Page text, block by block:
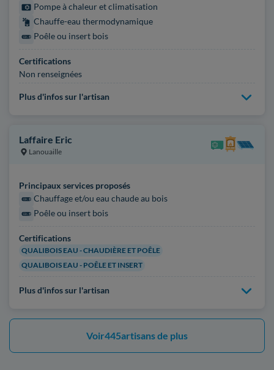
Pompe à chaleur et climatisation
Chauffe-eau thermodynamique
Poêle ou insert bois
Certifications
Non renseignées
Plus d'infos sur l'artisan
Laffaire Eric
Lanouaille
Principaux services proposés
Chauffage et/ou eau chaude au bois
Poêle ou insert bois
Certifications
QUALIBOIS EAU - CHAUDIÈRE ET POÊLE
QUALIBOIS EAU - POÊLE ET INSERT
Plus d'infos sur l'artisan
Voir445artisans de plus